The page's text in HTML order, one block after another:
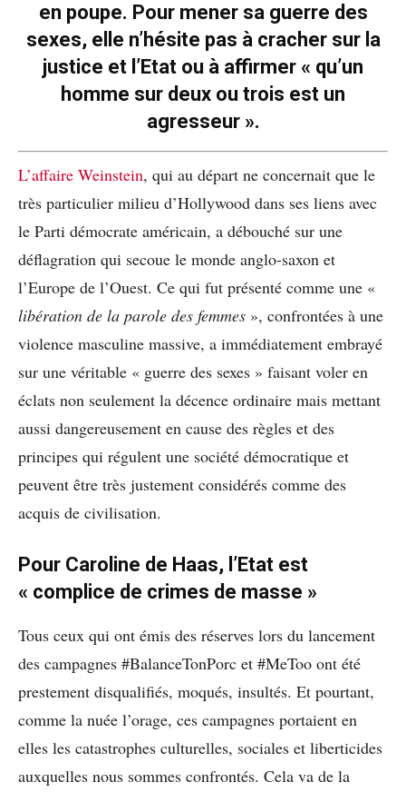
en poupe. Pour mener sa guerre des
sexes, elle n’hésite pas à cracher sur la
justice et l’Etat ou à affirmer « qu’un
homme sur deux ou trois est un
agresseur ».
L’affaire Weinstein, qui au départ ne concernait que le
très particulier milieu d’Hollywood dans ses liens avec
le Parti démocrate américain, a débouché sur une
déflagration qui secoue le monde anglo-saxon et
l’Europe de l’Ouest. Ce qui fut présenté comme une «
libération de la parole des femmes », confrontées à une
violence masculine massive, a immédiatement embrayé
sur une véritable « guerre des sexes » faisant voler en
éclats non seulement la décence ordinaire mais mettant
aussi dangereusement en cause des règles et des
principes qui régulent une société démocratique et
peuvent être très justement considérés comme des
acquis de civilisation.
Pour Caroline de Haas, l’Etat est
« complice de crimes de masse »
Tous ceux qui ont émis des réserves lors du lancement
des campagnes #BalanceTonPorc et #MeToo ont été
prestement disqualifiés, moqués, insultés. Et pourtant,
comme la nuée l’orage, ces campagnes portaient en
elles les catastrophes culturelles, sociales et liberticides
auxquelles nous sommes confrontés. Cela va de la